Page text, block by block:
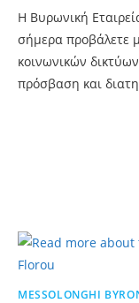
Η Βυρωνική
σήμερα προβάλετε
κοινωνικών
πρόσβαση και
MESSOLONGHI